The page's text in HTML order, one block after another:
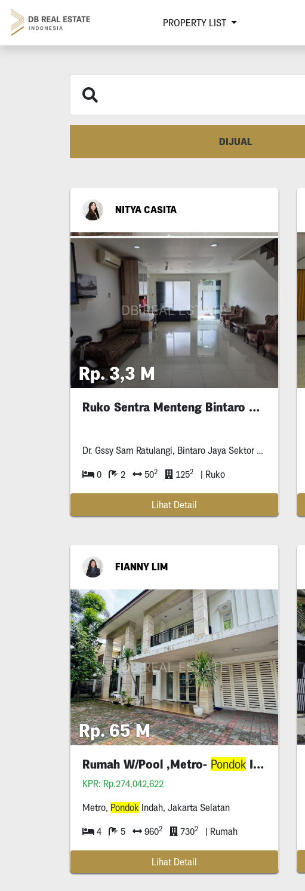
PROPERTY LIST
DIJUAL
NITYA CASITA
Rp. 3,3 M
Ruko Sentra Menteng Bintaro 2,5 Lantai
Dr. Gssy Sam Ratulangi, Bintaro Jaya Sektor Vii, Kelurahan
0 2 502 1252 | Ruko
Lihat Detail
FIANNY LIM
Rp. 65 M
Rumah W/Pool ,Metro- Pondok Indah
KPR: Rp.274,042,622
Metro, Pondok Indah, Jakarta Selatan
4 5 9602 7302 | Rumah
Lihat Detail